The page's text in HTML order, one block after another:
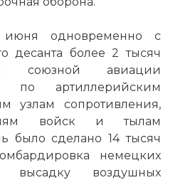
одновременно с
десанта более 2 тысяч
союзной авиации
по артиллерийским
узлам сопротивления,
войск и тылам
было сделано 14 тысяч
немецких
высадку воздушных